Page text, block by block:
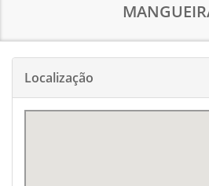
Localização